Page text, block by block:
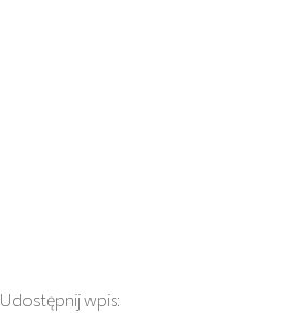
Udostępnij wpis: